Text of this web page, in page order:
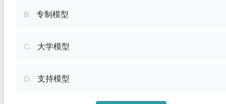
B. 专制模型
C. 大学模型
D. 支持模型